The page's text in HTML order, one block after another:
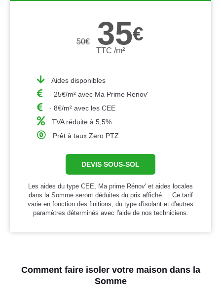
50€ 35€
TTC /m²
Aides disponibles
- 25€/m² avec Ma Prime Renov'
- 8€/m² avec les CEE
TVA réduite à 5,5%
Prêt à taux Zero PTZ
DEVIS SOUS-SOL
Les aides du type CEE, Ma prime Rénov' et aides locales
dans la Somme seront déduites du prix affiché. ｜Ce tarif
varie en fonction des finitions, du type d'isolant et d'autres
paramètres déterminés avec l'aide de nos techniciens.
Comment faire isoler votre maison dans la
Somme